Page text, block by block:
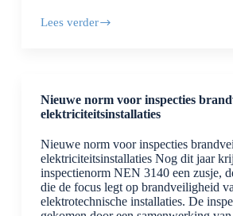
Lees verder
PRofiNRG
Nieuwe norm voor inspecties
elektriciteitsinstallaties
Nieuwe norm voor inspecties
elektriciteitsinstallaties Nog dit jaar
inspectienorm NEN 3140 een zusje,
die de focus legt op brandveiligheid
elektrotechnische installaties. De